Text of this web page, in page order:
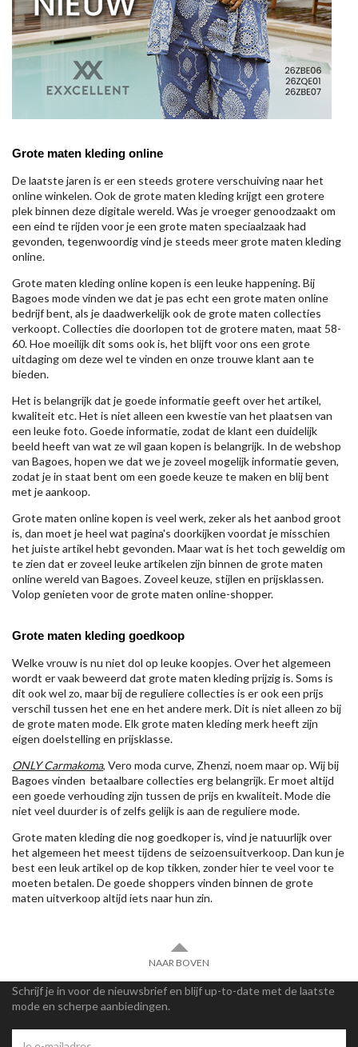
Grote maten kleding online
De laatste jaren is er een steeds grotere verschuiving naar het
online winkelen. Ook de grote maten kleding krijgt een grotere
plek binnen deze digitale wereld. Was je vroeger genoodzaakt om
een eind te rijden voor je een grote maten speciaalzaak had
gevonden, tegenwoordig vind je steeds meer grote maten kleding
online.
Grote maten kleding online kopen is een leuke happening. Bij
Bagoes mode vinden we dat je pas echt een grote maten online
bedrijf bent, als je daadwerkelijk ook de grote maten collecties
verkoopt. Collecties die doorlopen tot de grotere maten, maat 58-
60. Hoe moeilijk dit soms ook is, het blijft voor ons een grote
uitdaging om deze wel te vinden en onze trouwe klant aan te
bieden.
Het is belangrijk dat je goede informatie geeft over het artikel,
kwaliteit etc. Het is niet alleen een kwestie van het plaatsen van
een leuke foto. Goede informatie, zodat de klant een duidelijk
beeld heeft van wat ze wil gaan kopen is belangrijk. In de webshop
van Bagoes, hopen we dat we je zoveel mogelijk informatie geven,
zodat je in staat bent om een goede keuze te maken en blij bent
met je aankoop.
Grote maten online kopen is veel werk, zeker als het aanbod groot
is, dan moet je heel wat pagina's doorkijken voordat je misschien
het juiste artikel hebt gevonden. Maar wat is het toch geweldig om
te zien dat er zoveel leuke artikelen zijn binnen de grote maten
online wereld van Bagoes. Zoveel keuze, stijlen en prijsklassen.
Volop genieten voor de grote maten online-shopper.
Grote maten kleding goedkoop
Welke vrouw is nu niet dol op leuke koopjes. Over het algemeen
wordt er vaak beweerd dat grote maten kleding prijzig is. Soms is
dit ook wel zo, maar bij de reguliere collecties is er ook een prijs
verschil tussen het ene en het andere merk. Dit is niet alleen zo bij
de grote maten mode. Elk grote maten kleding merk heeft zijn
eigen doelstelling en prijsklasse.
ONLY Carmakoma, Vero moda curve, Zhenzi, noem maar op. Wij bij
Bagoes vinden betaalbare collecties erg belangrijk. Er moet altijd
een goede verhouding zijn tussen de prijs en kwaliteit. Mode die
niet veel duurder is of zelfs gelijk is aan de reguliere mode.
Grote maten kleding die nog goedkoper is, vind je natuurlijk over
het algemeen het meest tijdens de seizoensuitverkoop. Dan kun je
best een leuk artikel op de kop tikken, zonder hier te veel voor te
moeten betalen. De goede shoppers vinden binnen de grote
maten uitverkoop altijd iets naar hun zin.
NAAR BOVEN
Schrijf je in voor de nieuwsbrief en blijf up-to-date met de laatste
mode en scherpe aanbiedingen.